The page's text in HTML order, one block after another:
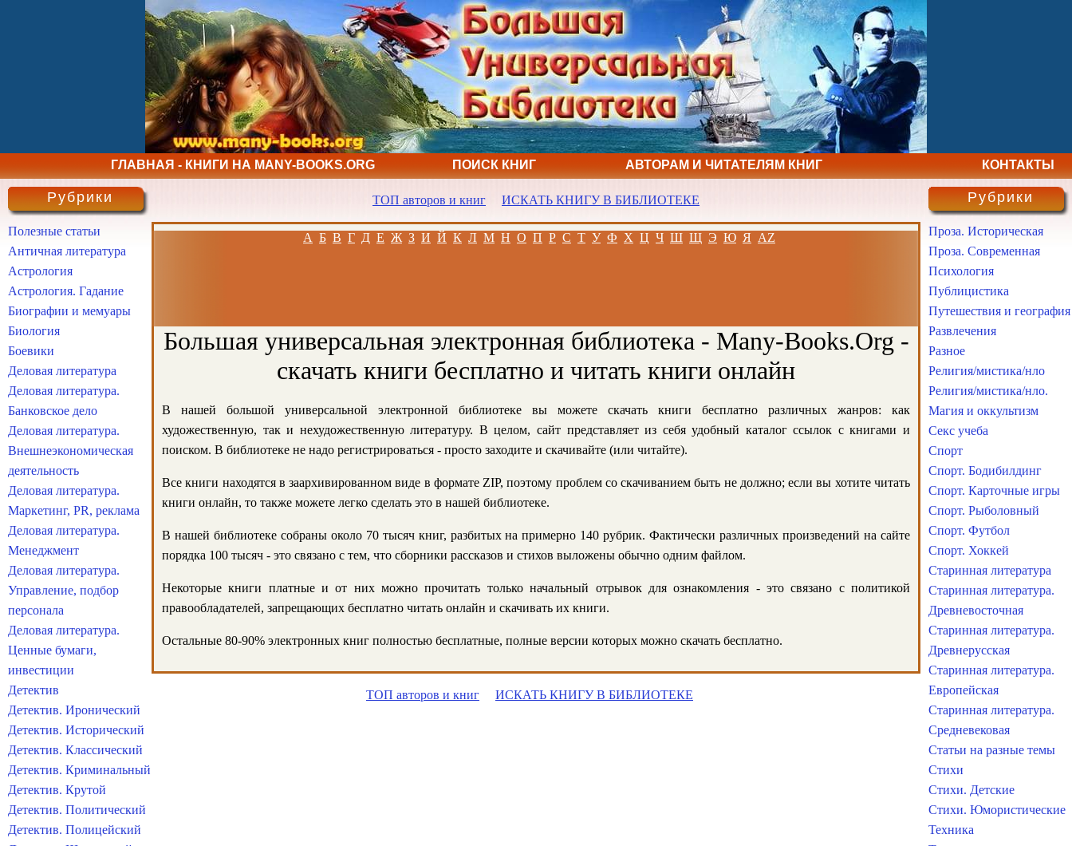
ГЛАВНАЯ - КНИГИ НА MANY-BOOKS.ORG ПОИСК КНИГ АВТОРАМ И ЧИТАТЕЛЯМ КНИГ КОНТАКТЫ
ТОП авторов и книг ИСКАТЬ КНИГУ В БИБЛИОТЕКЕ
А Б В Г Д Е Ж З И Й К Л М Н О П Р С Т У Ф Х Ц Ч Ш Щ Э Ю Я AZ
Большая универсальная электронная библиотека - Many-Books.Org -
скачать книги бесплатно и читать книги онлайн
В нашей большой универсальной электронной библиотеке вы можете скачать книги бесплатно различных жанров: как
художественную, так и нехудожественную литературу. В целом, сайт представляет из себя удобный каталог ссылок с книгами и
поиском. В библиотеке не надо регистрироваться - просто заходите и скачивайте (или читайте).
Все книги находятся в заархивированном виде в формате ZIP, поэтому проблем со скачиванием быть не должно; если вы хотите читать
книги онлайн, то также можете легко сделать это в нашей библиотеке.
В нашей библиотеке собраны около 70 тысяч книг, разбитых на примерно 140 рубрик. Фактически различных произведений на сайте
порядка 100 тысяч - это связано с тем, что сборники рассказов и стихов выложены обычно одним файлом.
Некоторые книги платные и от них можно прочитать только начальный отрывок для ознакомления - это связано с политикой
правообладателей, запрещающих бесплатно читать онлайн и скачивать их книги.
Остальные 80-90% электронных книг полностью бесплатные, полные версии которых можно скачать бесплатно.
ТОП авторов и книг ИСКАТЬ КНИГУ В БИБЛИОТЕКЕ
Рубрики
Полезные статьи
Античная литература
Астрология
Астрология. Гадание
Биографии и мемуары
Биология
Боевики
Деловая литература
Деловая литература.
Банковское дело
Деловая литература.
Внешнеэкономическая
деятельность
Деловая литература.
Маркетинг, PR, реклама
Деловая литература.
Менеджмент
Деловая литература.
Управление, подбор
персонала
Деловая литература.
Ценные бумаги,
инвестиции
Детектив
Детектив. Иронический
Детектив. Исторический
Детектив. Классический
Детектив. Криминальный
Детектив. Крутой
Детектив. Политический
Детектив. Полицейский
Рубрики
Проза. Историческая
Проза. Современная
Психология
Публицистика
Путешествия и география
Развлечения
Разное
Религия/мистика/нло
Религия/мистика/нло.
Магия и оккультизм
Секс учеба
Спорт
Спорт. Бодибилдинг
Спорт. Карточные игры
Спорт. Рыболовный
Спорт. Футбол
Спорт. Хоккей
Старинная литература
Старинная литература.
Древневосточная
Старинная литература.
Древнерусская
Старинная литература.
Европейская
Старинная литература.
Средневековая
Статьи на разные темы
Стихи
Стихи. Детские
Стихи. Юмористические
Техника